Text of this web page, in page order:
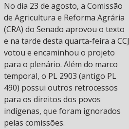
No dia 23 de agosto, a Comissão
de Agricultura e Reforma Agrária
(CRA) do Senado aprovou o texto
e na tarde desta quarta-feira a CCJ
votou e encaminhou o projeto
para o plenário. Além do marco
temporal, o PL 2903 (antigo PL
490) possui outros retrocessos
para os direitos dos povos
indígenas, que foram ignorados
pelas comissões.